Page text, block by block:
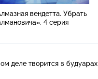
вендетта. Убрать
4 серия
деле творится в будуарах